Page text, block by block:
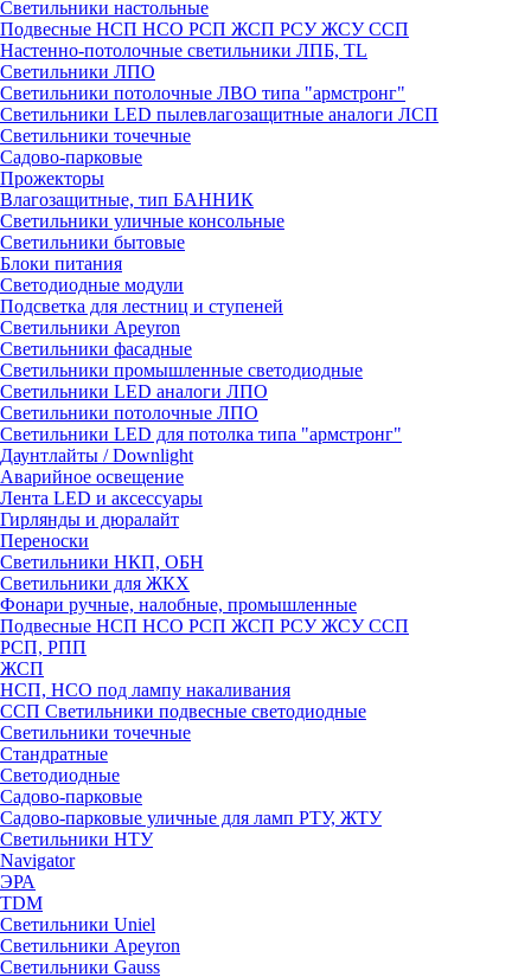
Светильники настольные
Подвесные НСП НСО РСП ЖСП РСУ ЖСУ ССП
Настенно-потолочные светильники ЛПБ, TL
Светильники ЛПО
Светильники потолочные ЛВО типа "армстронг"
Светильники LED пылевлагозащитные аналоги ЛСП
Светильники точечные
Садово-парковые
Прожекторы
Влагозащитные, тип БАННИК
Светильники уличные консольные
Светильники бытовые
Блоки питания
Светодиодные модули
Подсветка для лестниц и ступеней
Светильники Apeyron
Светильники фасадные
Светильники промышленные светодиодные
Светильники LED аналоги ЛПО
Светильники потолочные ЛПО
Светильники LED для потолка типа "армстронг"
Даунтлайты / Downlight
Аварийное освещение
Лента LED и аксессуары
Гирлянды и дюралайт
Переноски
Светильники НКП, ОБН
Светильники для ЖКХ
Фонари ручные, налобные, промышленные
Подвесные НСП НСО РСП ЖСП РСУ ЖСУ ССП
РСП, РПП
ЖСП
НСП, НСО под лампу накаливания
ССП Светильники подвесные светодиодные
Светильники точечные
Стандратные
Светодиодные
Садово-парковые
Садово-парковые уличные для ламп РТУ, ЖТУ
Светильники НТУ
Navigator
ЭРА
TDM
Светильники Uniel
Светильники Apeyron
Светильники Gauss